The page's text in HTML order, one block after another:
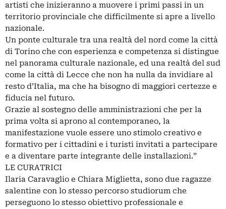
artisti che inizieranno a muovere i primi passi in un
territorio provinciale che difficilmente si apre a livello
nazionale.
Un ponte culturale tra una realtà del nord come la città
di Torino che con esperienza e competenza si distingue
nel panorama culturale nazionale, ed una realtà del sud
come la città di Lecce che non ha nulla da invidiare al
resto d’Italia, ma che ha bisogno di maggiori certezze e
fiducia nel futuro.
Grazie al sostegno delle amministrazioni che per la
prima volta si aprono al contemporaneo, la
manifestazione vuole essere uno stimolo creativo e
formativo per i cittadini e i turisti invitati a partecipare
e a diventare parte integrante delle installazioni.”
LE CURATRICI
Ilaria Caravaglio e Chiara Miglietta, sono due ragazze
salentine con lo stesso percorso studiorum che
perseguono lo stesso obiettivo professionale e